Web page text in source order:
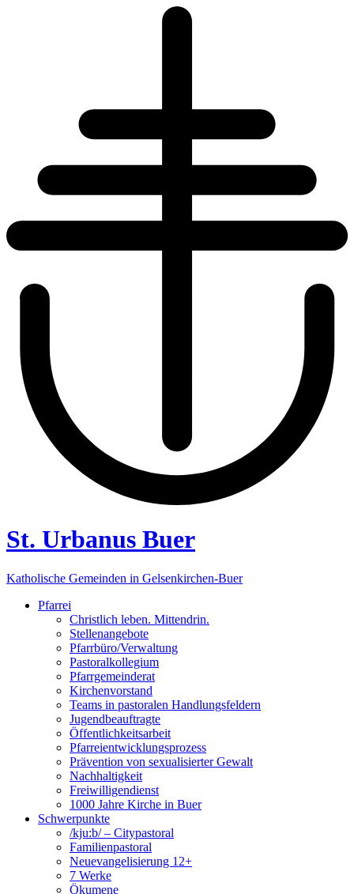
St. Urbanus Buer
Katholische Gemeinden in Gelsenkirchen-Buer
Pfarrei
Christlich leben. Mittendrin.
Stellenangebote
Pfarrbüro/Verwaltung
Pastoralkollegium
Pfarrgemeinderat
Kirchenvorstand
Teams in pastoralen Handlungsfeldern
Jugendbeauftragte
Öffentlichkeitsarbeit
Pfarreientwicklungsprozess
Prävention von sexualisierter Gewalt
Nachhaltigkeit
Freiwilligendienst
1000 Jahre Kirche in Buer
Schwerpunkte
/kju:b/ – Citypastoral
Familienpastoral
Neuevangelisierung 12+
7 Werke
Ökumene